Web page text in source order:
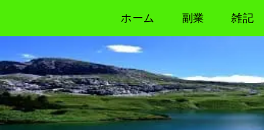
ホーム 副業 雑記